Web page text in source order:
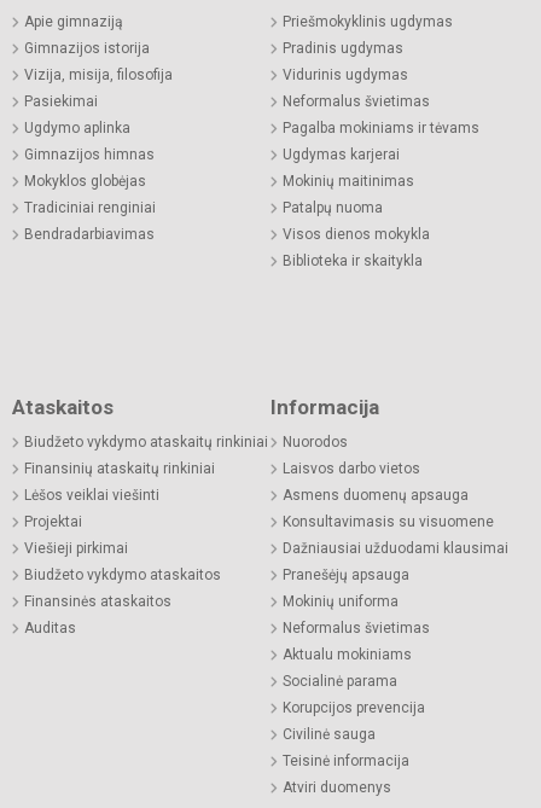
Apie gimnaziją
Gimnazijos istorija
Vizija, misija, filosofija
Pasiekimai
Ugdymo aplinka
Gimnazijos himnas
Mokyklos globėjas
Tradiciniai renginiai
Bendradarbiavimas
Priešmokyklinis ugdymas
Pradinis ugdymas
Vidurinis ugdymas
Neformalus švietimas
Pagalba mokiniams ir tėvams
Ugdymas karjerai
Mokinių maitinimas
Patalpų nuoma
Visos dienos mokykla
Biblioteka ir skaitykla
Ataskaitos
Biudžeto vykdymo ataskaitų rinkiniai
Finansinių ataskaitų rinkiniai
Lėšos veiklai viešinti
Projektai
Viešieji pirkimai
Biudžeto vykdymo ataskaitos
Finansinės ataskaitos
Auditas
Informacija
Nuorodos
Laisvos darbo vietos
Asmens duomenų apsauga
Konsultavimasis su visuomene
Dažniausiai užduodami klausimai
Pranešėjų apsauga
Mokinių uniforma
Neformalus švietimas
Aktualu mokiniams
Socialinė parama
Korupcijos prevencija
Civilinė sauga
Teisinė informacija
Atviri duomenys